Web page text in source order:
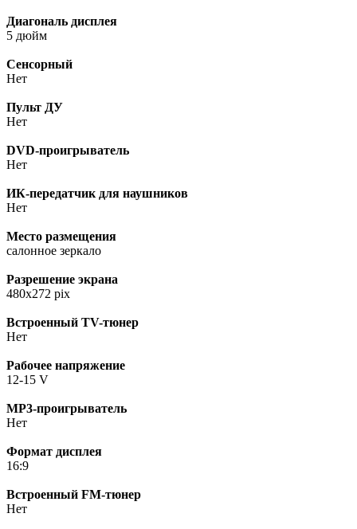
Диагональ дисплея
5 дюйм
Сенсорный
Нет
Пульт ДУ
Нет
DVD-проигрыватель
Нет
ИК-передатчик для наушников
Нет
Место размещения
салонное зеркало
Разрешение экрана
480x272 pix
Встроенный TV-тюнер
Нет
Рабочее напряжение
12-15 V
MP3-проигрыватель
Нет
Формат дисплея
16:9
Встроенный FM-тюнер
Нет